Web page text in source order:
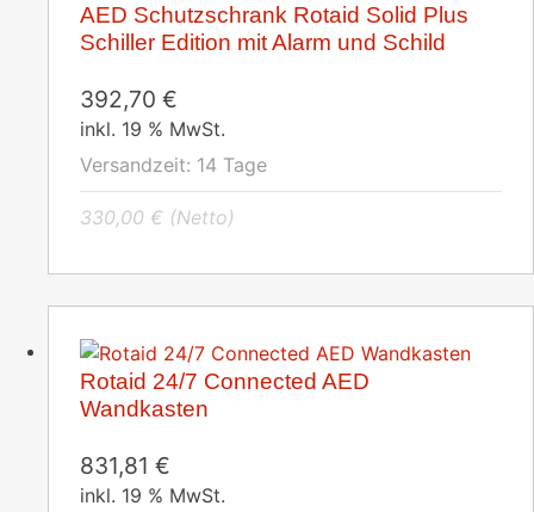
AED Schutzschrank Rotaid Solid Plus
Schiller Edition mit Alarm und Schild
392,70 €
inkl. 19 % MwSt.
Versandzeit: 14 Tage
330,00 € (Netto)
Rotaid 24/7 Connected AED
Wandkasten
831,81 €
inkl. 19 % MwSt.